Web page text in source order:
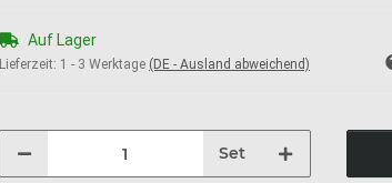
Auf Lager
Lieferzeit: 1 - 3 Werktage (DE - Ausland abweichend)
Set